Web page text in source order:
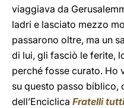
viaggiava da
ladri e lasciato mezzo
passarono oltre, ma un
di lui, gli fasciò le ferite,
perché fosse curato. Ho
su questo passo biblico,
dell’Enciclica Fratelli tutti